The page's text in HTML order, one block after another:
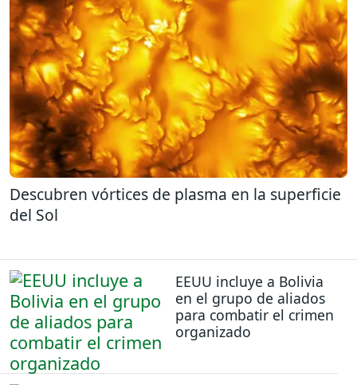
Descubren vórtices de plasma en la superficie
del Sol
EEUU incluye a Bolivia
en el grupo de aliados
para combatir el crimen
organizado